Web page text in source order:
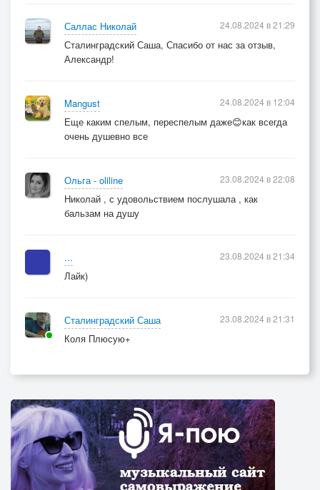
Саллас Николай
Сталинградский Саша, Спасибо от нас за отзыв,
Александр!
24.08.2024 в 21:29
Mangust
Еще каким спелым, переспелым даже😊как всегда
очень душевно все
24.08.2024 в 12:04
Ольга - oliline
Николай , с удовольствием послушала , как
бальзам на душу
23.08.2024 в 22:08
...
Лайк)
23.08.2024 в 21:34
Сталинградский Саша
Коля Плюсую+
23.08.2024 в 21:31